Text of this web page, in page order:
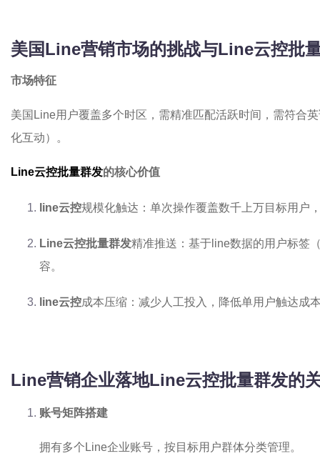
美国Line营销市场的挑战与Line云控批
市场特征
美国Line用户覆盖多个时区，需精准匹配活跃时间，需符合
化互动）。
Line云控批量群发的核心价值
line云控规模化触达：单次操作覆盖数千上万目标用户
Line云控批量群发精准推送：基于line数据的用户标签
容。
line云控成本压缩：减少人工投入，降低单用户触达成
Line营销企业落地Line云控批量群发的
账号矩阵搭建
拥有多个Line企业账号，按目标用户群体分类管理。